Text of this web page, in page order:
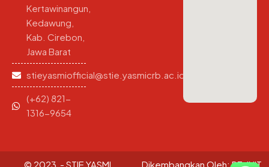
Kertawinangun,
Kedawung,
Kab. Cirebon,
Jawa Barat
stieyasmiofficial@stie.yasmicrb.ac.id
(+62) 821-
1316-9654
© 2023 - STIE YASMI Dikembangkan Oleh:PT. INIT